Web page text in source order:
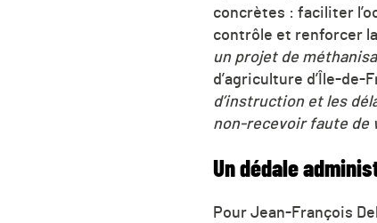
concrètes : faciliter
contrôle et renforcer
un projet de
d’agriculture d’Île-
d’instruction et les
non-recevoir faute de
Un dédale
Pour Jean-François